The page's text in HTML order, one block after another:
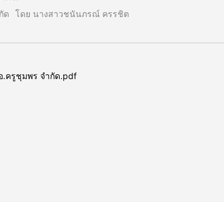
ด
โดย นางสาวชนันภรณ์ ครรชิต
.ครูชุมพร จำกัด.pdf